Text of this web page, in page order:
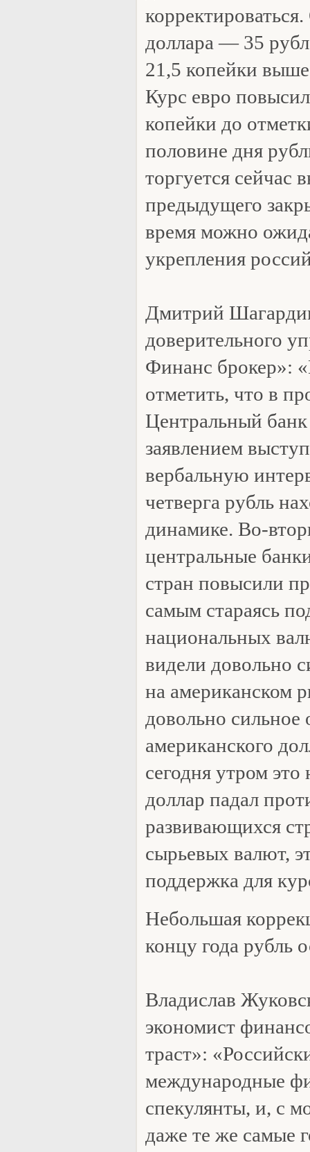
доллара — 35
21,5 копейки
Курс евро
копейки до
половине дня
торгуется сейчас
предыдущего
время можно
укрепления
Дмитрий
доверительного
Финанс брокер»:
отметить, что в
Центральный
заявлением
вербальную
четверга рубль
динамике. Во-
центральные
стран повысили
самым стараясь
национальных
видели довольно
на американском
довольно сильное
американского
сегодня утром это
доллар падал
развивающихся
сырьевых валют,
поддержка для
Небольшая
концу года рубль
Владислав
экономист
траст»:
международные
спекулянты, и, с
даже те же самые